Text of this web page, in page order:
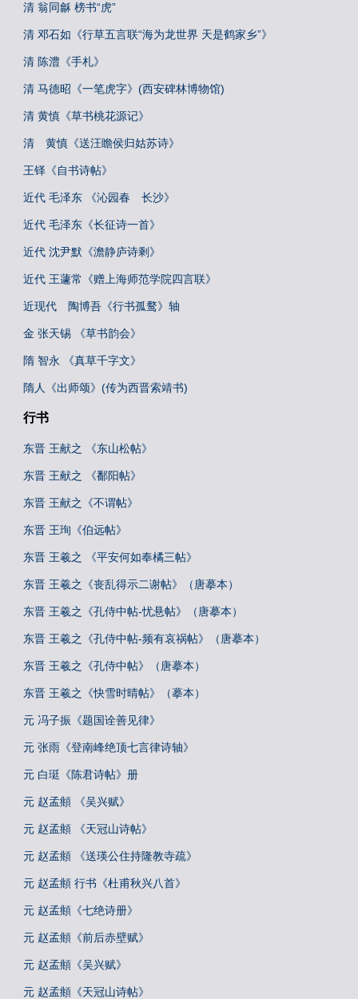
清 翁同龢 榜书“虎”
清 邓石如《行草五言联“海为龙世界 天是鹤家乡”》
清 陈澧《手札》
清 马德昭《一笔虎字》(西安碑林博物馆)
清 黄慎《草书桃花源记》
清 黄慎《送汪瞻侯归姑苏诗》
王铎《自书诗帖》
近代 毛泽东 《沁园春 长沙》
近代 毛泽东《长征诗一首》
近代 沈尹默《澹静庐诗剩》
近代 王蘧常《赠上海师范学院四言联》
近现代 陶博吾《行书孤鹜》轴
金 张天锡 《草书韵会》
隋 智永 《真草千字文》
隋人《出师颂》(传为西晋索靖书)
行书
东晋 王献之 《东山松帖》
东晋 王献之 《鄱阳帖》
东晋 王献之《不谓帖》
东晋 王珣《伯远帖》
东晋 王羲之 《平安何如奉橘三帖》
东晋 王羲之《丧乱得示二谢帖》（唐摹本）
东晋 王羲之《孔侍中帖-忧悬帖》（唐摹本）
东晋 王羲之《孔侍中帖-频有哀祸帖》（唐摹本）
东晋 王羲之《孔侍中帖》（唐摹本）
东晋 王羲之《快雪时晴帖》（摹本）
元 冯子振《题国诠善见律》
元 张雨《登南峰绝顶七言律诗轴》
元 白珽《陈君诗帖》册
元 赵孟頫 《吴兴赋》
元 赵孟頫 《天冠山诗帖》
元 赵孟頫 《送瑛公住持隆教寺疏》
元 赵孟頫 行书《杜甫秋兴八首》
元 赵孟頫《七绝诗册》
元 赵孟頫《前后赤壁赋》
元 赵孟頫《吴兴赋》
元 赵孟頫《天冠山诗帖》